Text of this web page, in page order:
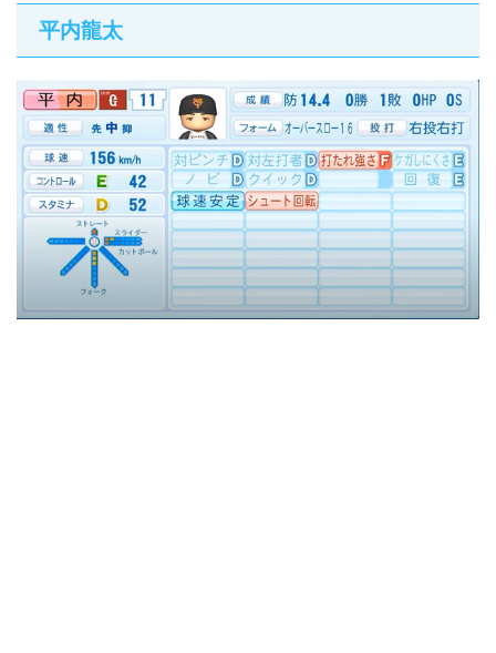
平内龍太